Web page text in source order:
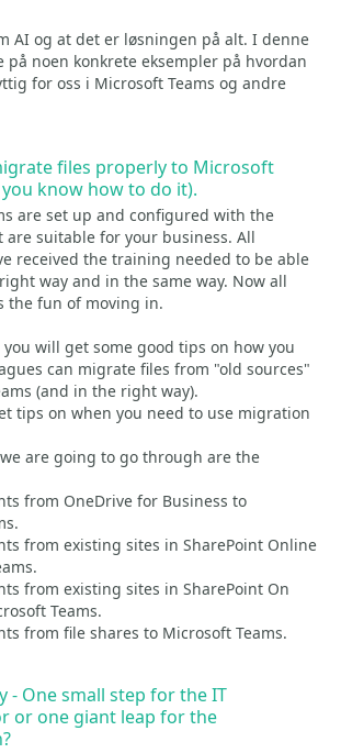
AI og at det er løsningen på alt. I denne
på noen konkrete eksempler på hvordan
for oss i Microsoft Teams og andre
files properly to Microsoft
you know how to do it).
are set up and configured with the
suitable for your business. All
received the training needed to be able
way and in the same way. Now all
the fun of moving in.
will get some good tips on how you
can migrate files from "old sources"
(and in the right way).
tips on when you need to use migration
are going to go through are the
from OneDrive for Business to
from existing sites in SharePoint Online
from existing sites in SharePoint On
Teams.
from file shares to Microsoft Teams.
- One small step for the IT
or one giant leap for the